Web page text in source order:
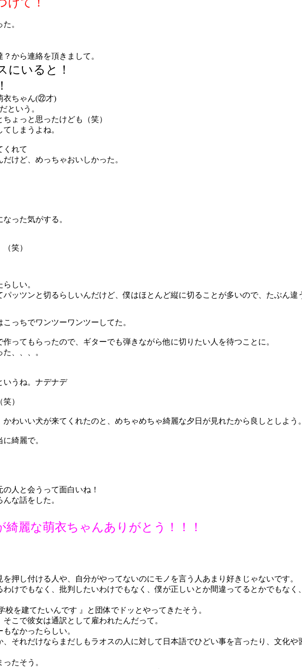
。
から連絡を頂きまして。
にいると！
衣ちゃん(㉒才)
という。
ょっと思ったけども（笑）
しまうよね。
くれて
けど、めっちゃおいしかった。
った気がする。
笑）
しい。
ッツンと切るらしいんだけど、僕はほとんど縦に切ることが多いので、たぶん違
っちでワンツーワンツーしてた。
ってもらったので、ギターでも弾きながら他に切りたい人を待つことに。
、、、。
いうね。ナデナデ
）
わいい犬が来てくれたのと、めちゃめちゃ綺麗な夕日が見れたから良しとしよう。
綺麗で。
人と会うって面白いね！
な話をした。
麗な萌衣ちゃんありがとう！！！
押し付ける人や、自分がやってないのにモノを言う人あまり好きじゃないです。
けでもなく、批判したいわけでもなく、僕が正しいとか間違ってるとかでもなく
を建てたいんです 』と団体でドッとやってきたそう。
こで彼女は通訳として雇われたんだって。
なかったらしい。
それだけならまだしもラオスの人に対して日本語でひどい事を言ったり、文化
たそう。